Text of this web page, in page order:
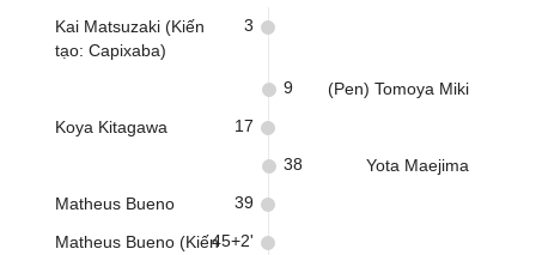
Kai Matsuzaki (Kiến
tạo: Capixaba)
3
(Pen) Tomoya Miki
9
Koya Kitagawa 17
Yota Maejima
38
Matheus Bueno 39
Matheus Bueno (Kiến45+2'